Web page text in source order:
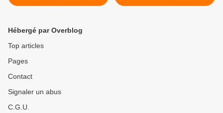
MARTENSEN "Undone
UNDER" >
Hébergé par Overblog
Top articles
Pages
Contact
Signaler un abus
C.G.U.